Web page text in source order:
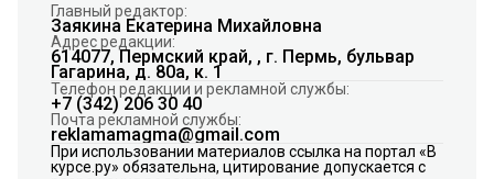
Главный редактор:
Заякина Екатерина Михайловна
Адрес редакции:
614077, Пермский край, , г. Пермь, бульвар
Гагарина, д. 80а, к. 1
Телефон редакции и рекламной службы:
+7 (342) 206 30 40
Почта рекламной службы:
reklamamagma@gmail.com
При использовании материалов ссылка на портал «В
курсе.ру» обязательна, цитирование допускается с